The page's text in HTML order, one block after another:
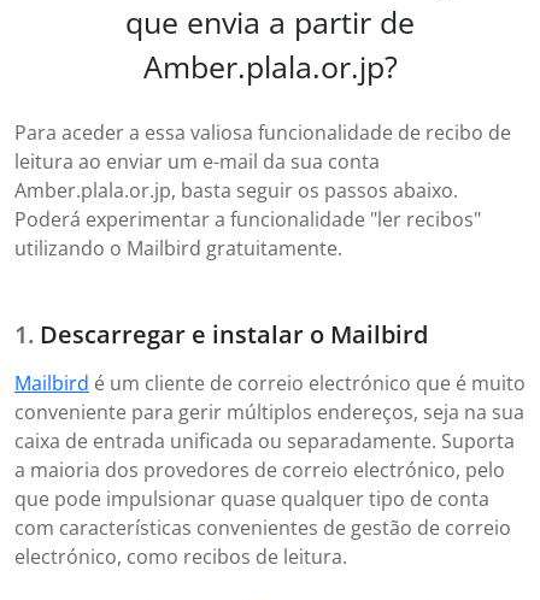
que envia a partir de
Amber.plala.or.jp?
Para aceder a essa valiosa funcionalidade de recibo de
leitura ao enviar um e-mail da sua conta
Amber.plala.or.jp, basta seguir os passos abaixo.
Poderá experimentar a funcionalidade "ler recibos"
utilizando o Mailbird gratuitamente.
Descarregar e instalar o Mailbird
Mailbird é um cliente de correio electrónico que é muito
conveniente para gerir múltiplos endereços, seja na sua
caixa de entrada unificada ou separadamente. Suporta
a maioria dos provedores de correio electrónico, pelo
que pode impulsionar quase qualquer tipo de conta
com características convenientes de gestão de correio
electrónico, como recibos de leitura.